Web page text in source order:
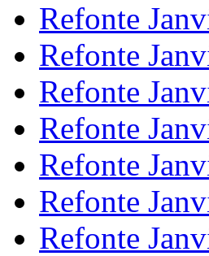
Refonte
Refonte
Refonte
Refonte
Refonte
Refonte
Refonte